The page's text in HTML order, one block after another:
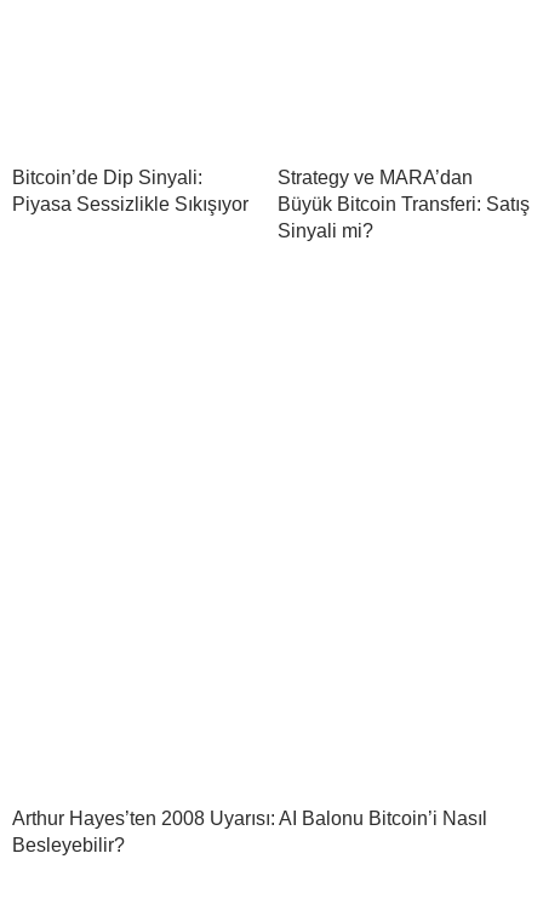
Bitcoin’de Dip Sinyali:
Piyasa Sessizlikle Sıkışıyor
Strategy ve MARA’dan
Büyük Bitcoin Transferi: Satış
Sinyali mi?
Arthur Hayes’ten 2008 Uyarısı: AI Balonu Bitcoin’i Nasıl
Besleyebilir?